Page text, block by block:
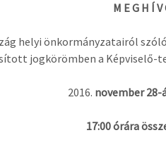
M E G H Í V
helyi önkormányzatairól szóló
jogkörömben a Képviselő-
november
17:00 órára